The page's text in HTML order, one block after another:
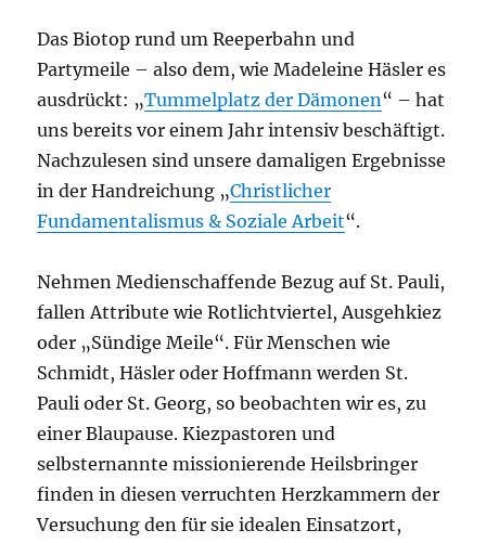
Das Biotop rund um Reeperbahn und
Partymeile – also dem, wie Madeleine Häsler es
ausdrückt: „Tummelplatz der Dämonen“ – hat
uns bereits vor einem Jahr intensiv beschäftigt.
Nachzulesen sind unsere damaligen Ergebnisse
in der Handreichung „Christlicher
Fundamentalismus & Soziale Arbeit“.
Nehmen Medienschaffende Bezug auf St. Pauli,
fallen Attribute wie Rotlichtviertel, Ausgehkiez
oder „Sündige Meile“. Für Menschen wie
Schmidt, Häsler oder Hoffmann werden St.
Pauli oder St. Georg, so beobachten wir es, zu
einer Blaupause. Kiezpastoren und
selbsternannte missionierende Heilsbringer
finden in diesen verruchten Herzkammern der
Versuchung den für sie idealen Einsatzort,